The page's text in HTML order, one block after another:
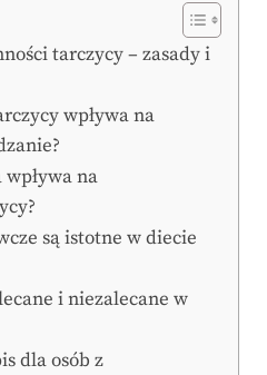
tarczycy – zasady i
wpływa na
na
są istotne w diecie
i niezalecane w
dla osób z